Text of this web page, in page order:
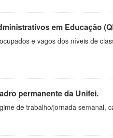
em Educação
e vagos dos níveis de
permanente da Unifei.
de trabalho/jornada semanal,